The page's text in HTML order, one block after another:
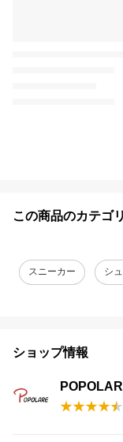
この商品のカテゴ
スニーカー シ
ショップ情報